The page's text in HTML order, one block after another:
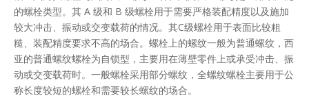
的螺栓类型。其 A 级和 B 级螺栓用于需要严格装配精度以及施加
较大冲击、振动或交变载荷的情况。其C级螺栓用于表面比较粗
糙、装配精度要求不高的场合。螺栓上的螺纹一般为普通螺纹，西
亚的普通螺纹螺栓为自锁型，主要用在薄壁零件上或承受冲击、振
动或交变载荷时。一般螺栓采用部分螺纹，全螺纹螺栓主要用于公
称长度较短的螺栓和需要较长螺纹的场合。